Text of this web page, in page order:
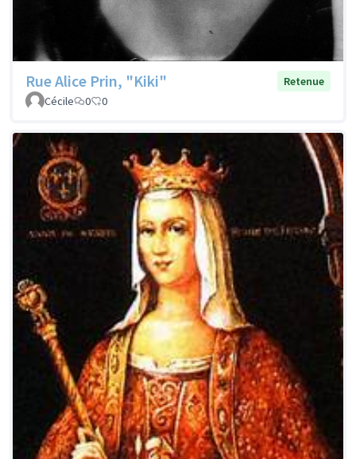
Rue Alice Prin, "Kiki"
Retenue
Cécile
0 0